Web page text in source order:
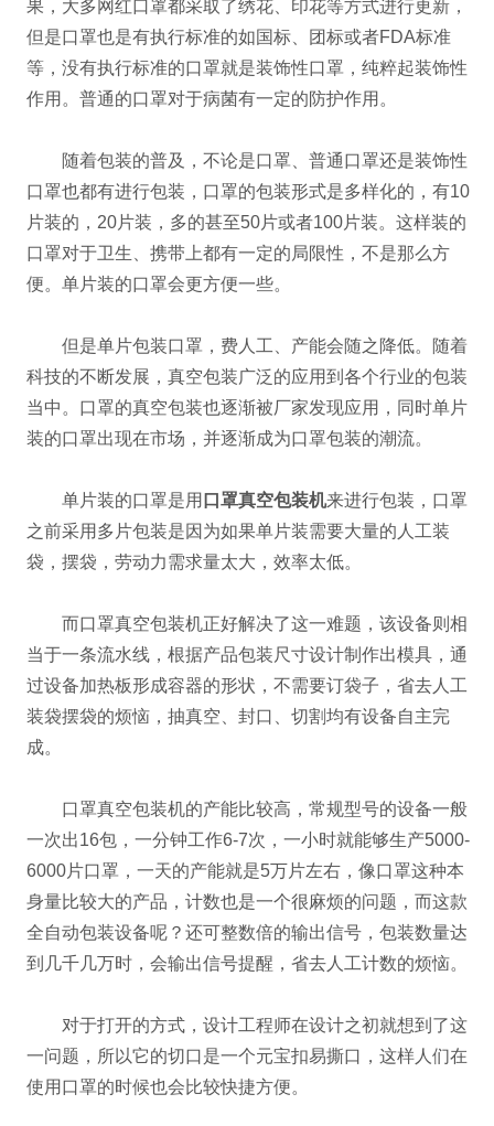
果，大多网红口罩都采取了绣花、印花等方式进行更新，
但是口罩也是有执行标准的如国标、团标或者FDA标准
等，没有执行标准的口罩就是装饰性口罩，纯粹起装饰性
作用。普通的口罩对于病菌有一定的防护作用。
随着包装的普及，不论是口罩、普通口罩还是装饰性
口罩也都有进行包装，口罩的包装形式是多样化的，有10
片装的，20片装，多的甚至50片或者100片装。这样装的
口罩对于卫生、携带上都有一定的局限性，不是那么方
便。单片装的口罩会更方便一些。
但是单片包装口罩，费人工、产能会随之降低。随着
科技的不断发展，真空包装广泛的应用到各个行业的包装
当中。口罩的真空包装也逐渐被厂家发现应用，同时单片
装的口罩出现在市场，并逐渐成为口罩包装的潮流。
单片装的口罩是用 口罩真空包装机来进行包装，口罩
之前采用多片包装是因为如果单片装需要大量的人工装
袋，摆袋，劳动力需求量太大，效率太低。
而口罩真空包装机正好解决了这一难题，该设备则相
当于一条流水线，根据产品包装尺寸设计制作出模具，通
过设备加热板形成容器的形状，不需要订袋子，省去人工
装袋摆袋的烦恼，抽真空、封口、切割均有设备自主完
成。
口罩真空包装机的产能比较高，常规型号的设备一般
一次出16包，一分钟工作6-7次，一小时就能够生产5000-
6000片口罩，一天的产能就是5万片左右，像口罩这种本
身量比较大的产品，计数也是一个很麻烦的问题，而这款
全自动包装设备呢？还可整数倍的输出信号，包装数量达
到几千几万时，会输出信号提醒，省去人工计数的烦恼。
对于打开的方式，设计工程师在设计之初就想到了这
一问题，所以它的切口是一个元宝扣易撕口，这样人们在
使用口罩的时候也会比较快捷方便。